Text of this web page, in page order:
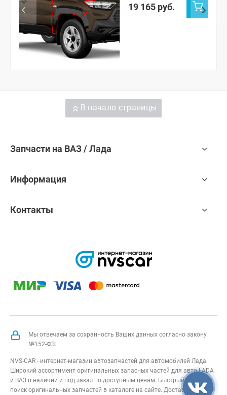
19 165 руб.
В начало страницы
Запчасти на ВАЗ / Лада
Информация
Контакты
Мы отвечаем за сохранность Ваших данных согласно закону
№152-ФЗ:
NVS-CAR - интернет-магазин автозапчастей для автомобилей Лада.
Широкий ассортимент оригинальных запасных частей для авто LADA
и ВАЗ в наличии и под заказ по доступным ценам. Быстрый подбор и
поиск оригинальных запчастей в каталоге на сайте. Доставка по всей